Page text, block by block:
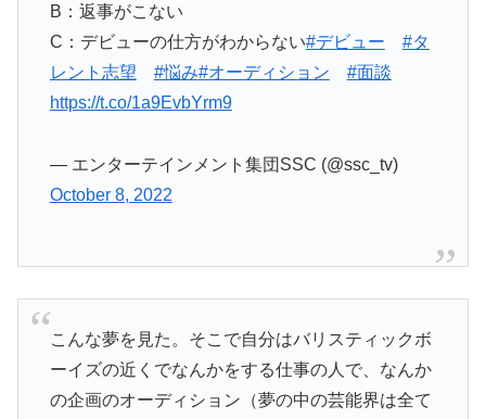
B：返事がこない
C：デビューの仕方がわからない#デビュー
#タ
レント志望
#悩み#オーディション
#面談
https://t.co/1a9EvbYrm9
— エンターテインメント集団SSC (@ssc_tv)
October 8, 2022
こんな夢を見た。そこで自分はバリスティックボ
ーイズの近くでなんかをする仕事の人で、なんか
の企画のオーディション（夢の中の芸能界は全て